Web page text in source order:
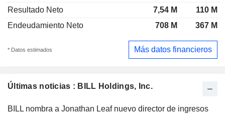
Últimas noticias : BILL Holdings, Inc.
BILL nombra a Jonathan Leaf nuevo director de ingresos
Resultado Neto
7,54 M
110 M
Endeudamiento Neto
708 M 367 M
* Datos estimados Más datos financieros